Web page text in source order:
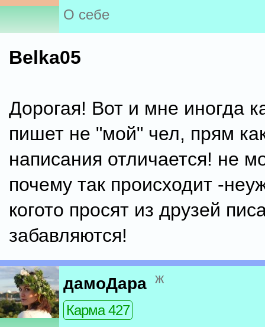
О себе
Belka05
Дорогая! Вот и мне иногда
пишет не "мой" чел, прям
написания отличается! не
почему так происходит -
когото просят из друзей
забавляются!
дамоДара ж
Карма 427